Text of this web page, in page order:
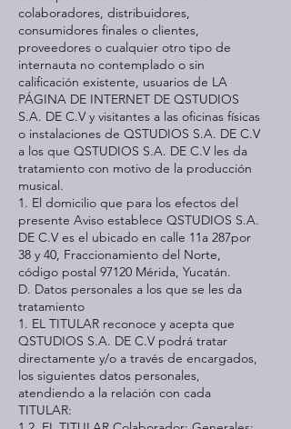
colaboradores, distribuidores,
consumidores finales o clientes,
proveedores o cualquier otro tipo de
internauta no contemplado o sin
calificación existente, usuarios de LA
PÁGINA DE INTERNET DE QSTUDIOS
S.A. DE C.V y visitantes a las oficinas físicas
o instalaciones de QSTUDIOS S.A. DE C.V
a los que QSTUDIOS S.A. DE C.V les da
tratamiento con motivo de la producción
musical.
1. El domicilio que para los efectos del
presente Aviso establece QSTUDIOS S.A.
DE C.V es el ubicado en calle 11a 287por
38 y 40, Fraccionamiento del Norte,
código postal 97120 Mérida, Yucatán.
D. Datos personales a los que se les da
tratamiento
1. EL TITULAR reconoce y acepta que
QSTUDIOS S.A. DE C.V podrá tratar
directamente y/o a través de encargados,
los siguientes datos personales,
atendiendo a la relación con cada
TITULAR: